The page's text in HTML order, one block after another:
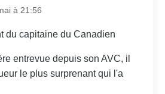
à 21:56
du capitaine du Canadien
entrevue depuis son AVC, il
le plus surprenant qui l'a